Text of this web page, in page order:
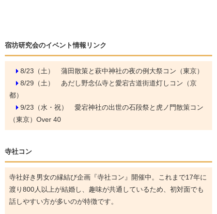
宿坊研究会のイベント情報リンク
8/23（土） 蒲田散策と萩中神社の夜の例大祭コン（東京）
8/29（土） あだし野念仏寺と愛宕古道街道灯しコン（京
都）
9/23（水・祝） 愛宕神社の出世の石段祭と虎ノ門散策コン
（東京）Over 40
寺社コン
寺社好き男女の縁結び企画『寺社コン』開催中。これまで17年に
渡り800人以上が結婚し、趣味が共通しているため、初対面でも
話しやすい方が多いのが特徴です。